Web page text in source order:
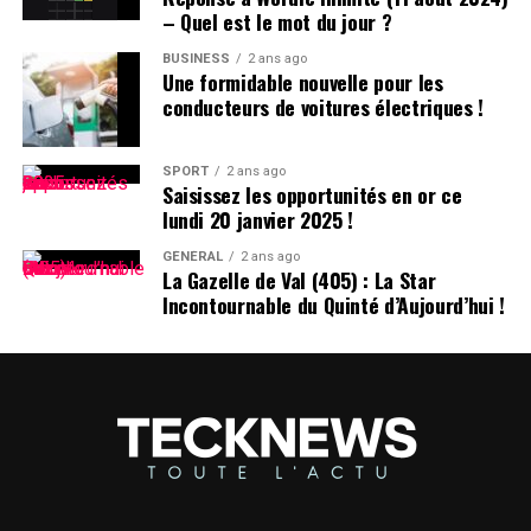
culpabilité (CRPC). Ils devront se présenter devant le
tribunal local fin avril.– Quel est le mot du jour ?
BUSINESS 2 ans ago
Une formidable nouvelle pour les
conducteurs de voitures électriques !
SPORT 2 ans ago
Saisissez les opportunités en or ce
lundi 20 janvier 2025 !
GÉNÉRAL 2 ans ago
La Gazelle de Val (405) : La Star
Incontournable du Quinté d’Aujourd’hui !